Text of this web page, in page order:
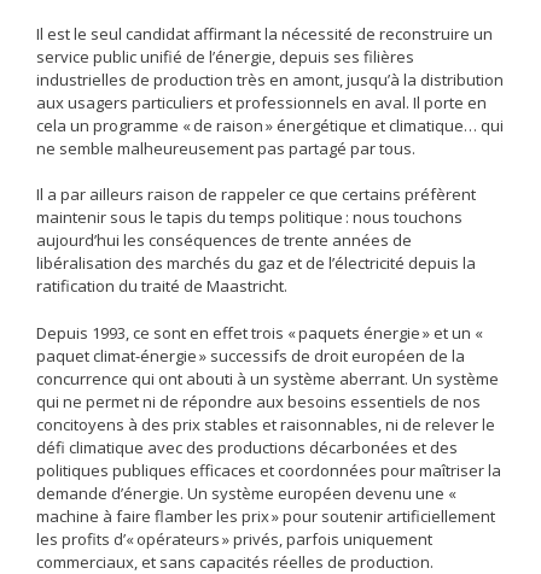
Il est le seul candidat affirmant la nécessité de reconstruire un
service public unifié de l’énergie, depuis ses filières
industrielles de production très en amont, jusqu’à la distribution
aux usagers particuliers et professionnels en aval. Il porte en
cela un programme « de raison » énergétique et climatique… qui
ne semble malheureusement pas partagé par tous.
Il a par ailleurs raison de rappeler ce que certains préfèrent
maintenir sous le tapis du temps politique : nous touchons
aujourd’hui les conséquences de trente années de
libéralisation des marchés du gaz et de l’électricité depuis la
ratification du traité de Maastricht.
Depuis 1993, ce sont en effet trois « paquets énergie » et un «
paquet climat-énergie » successifs de droit européen de la
concurrence qui ont abouti à un système aberrant. Un système
qui ne permet ni de répondre aux besoins essentiels de nos
concitoyens à des prix stables et raisonnables, ni de relever le
défi climatique avec des productions décarbonées et des
politiques publiques efficaces et coordonnées pour maîtriser la
demande d’énergie. Un système européen devenu une «
machine à faire flamber les prix » pour soutenir artificiellement
les profits d’« opérateurs » privés, parfois uniquement
commerciaux, et sans capacités réelles de production.